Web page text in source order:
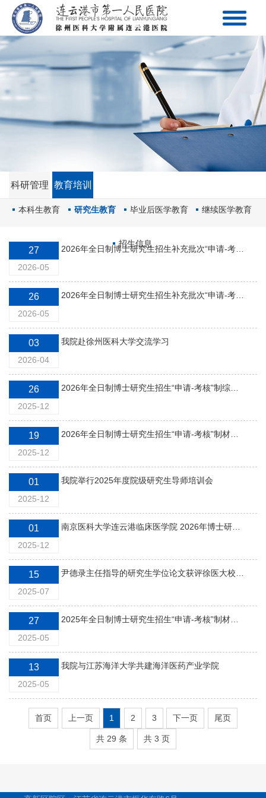
科研管理 教育培训
本科生教育 研究生教育 毕业后医学教育 继续医学教育
招生信息
27
2026-05
2026年全日制博士研究生招生补充批次“申请-考核”制综合结果公布
26
2026-05
2026年全日制博士研究生招生补充批次“申请-考核”制材料评审结果及入围综合考核人员名单公布
03
2026-04
我院赴徐州医科大学交流学习
26
2025-12
2026年全日制博士研究生招生“申请-考核”制综合结果公布
19
2025-12
2026年全日制博士研究生招生“申请-考核”制材料评审结果及入围综合考核人员名单公布
01
2025-12
我院举行2025年度院级研究生导师培训会
01
2025-12
南京医科大学连云港临床医学院 2026年博士研究生招生“申请-考核”制实施细则
15
2025-07
27
2025-05
2025年全日制博士研究生招生“申请-考核”制材料评审结果及入围综合考核人员名单公布
13
2025-05
我院与江苏海洋大学共建海洋医药产业学院
首页 上一页 1 2 3 下一页 尾页
共 29 条 共 3 页